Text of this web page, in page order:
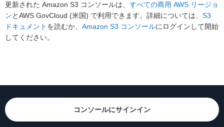
更新された Amazon S3 コンソールは、 すべての商用 AWS リージョ
ンとAWS GovCloud (米国) で利用できます。詳細については、 S3
ドキュメント を読むか、 Amazon S3 コンソールにログインして開始
してください。
コンソールにサインイン